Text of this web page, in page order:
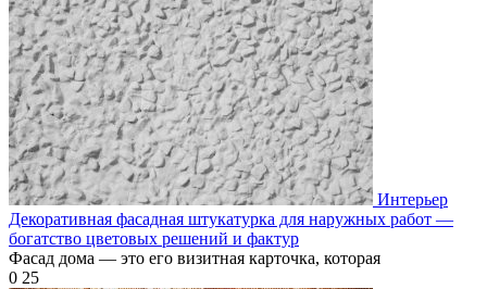
Интерьер
Декоративная фасадная штукатурка для наружных работ —
богатство цветовых решений и фактур
Фасад дома — это его визитная карточка, которая
0 25